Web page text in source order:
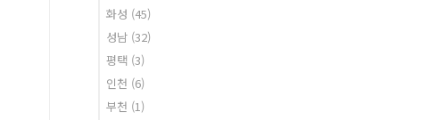
화성 (45)
성남 (32)
평택 (3)
인천 (6)
부천 (1)